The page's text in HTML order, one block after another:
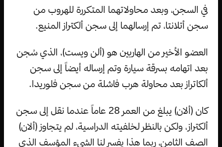
في السجن، وبعد محاولاتهما المتكررة للهروب من
سجن أتلانتا، تم إرسالهما إلى سجن ألكتراز المنيع.
العضو الأخير من الهاربين هو (ألن ويست)، الذي سُجن
بعد اتهامه بسرقة سيارة وتم إرساله أيضاً إلى سجن
ألكاتراز بعد محاولة هرب فاشلة من سجن فلوريدا.
كان (ألان) يبلغ من العمر 28 عاماً عندما نقل إلى سجن
ألكتراز، ولكن بالنظر لخلفيته الدراسية، لم يتجاوز (ألان)
الصف الثامن، ربما هذا يفسر لنا الشيء المؤسف الذي